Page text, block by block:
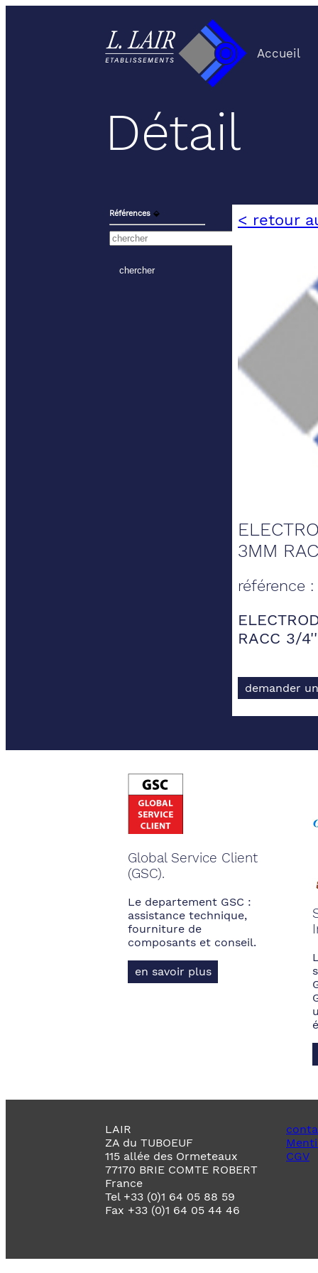
Accueil
Détail
Références ⬙ < retour
3MM
référence
RACC 3/4''
demander
Global Service Client
(GSC).
Le departement GSC :
assistance technique,
fourniture de
composants et conseil.
en savoir plus
LAIR
ZA du TUBOEUF
115 allée des Ormeteaux
77170 BRIE COMTE ROBERT
France
Tel +33 (0)1 64 05 88 59
Fax +33 (0)1 64 05 44 46
CGV